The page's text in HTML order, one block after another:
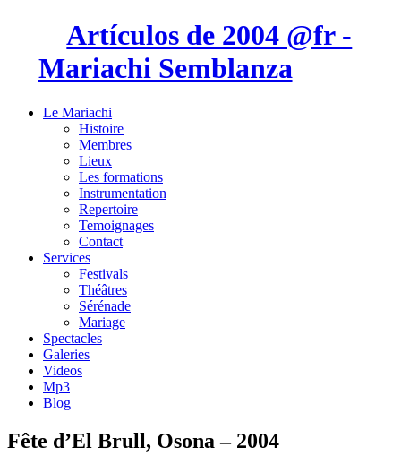
Artículos de 2004 @fr -
Mariachi Semblanza
Le Mariachi
Histoire
Membres
Lieux
Les formations
Instrumentation
Repertoire
Temoignages
Contact
Services
Festivals
Théâtres
Sérénade
Mariage
Spectacles
Galeries
Videos
Mp3
Blog
Fête d’El Brull, Osona – 2004